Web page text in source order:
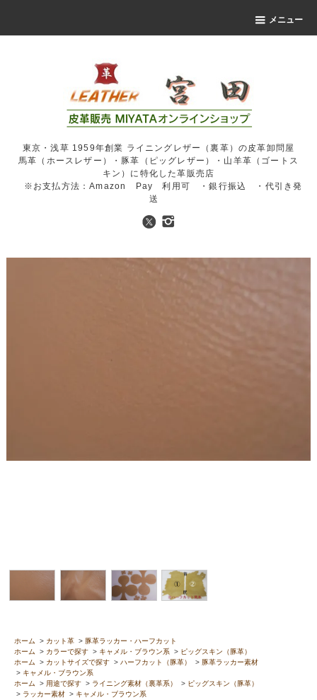
メニュー
東京・浅草 1959年創業 ライニングレザー（裏革）の皮革卸問屋
馬革（ホースレザー）・豚革（ピッグレザー）・山羊革（ゴートス
キン）に特化した革販売店
※お支払方法：Amazon Pay 利用可 ・銀行振込 ・代引き発
送
ホーム > カット革 > 豚革ラッカー・ハーフカット
ホーム
> カラーで探す > キャメル・ブラウン系 > ピッグスキン（豚革）
ホーム
> カットサイズで探す > ハーフカット（豚革） > 豚革ラッカー素材
> キャメル・ブラウン系
ホーム
> 用途で探す > ライニング素材（裏革系） > ピッグスキン（豚革）
> ラッカー素材 > キャメル・ブラウン系